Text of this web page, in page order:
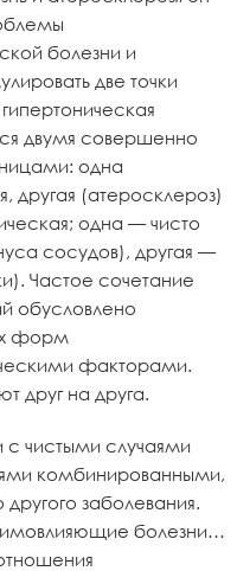
болезни и
две точки
двумя совершенно
одна
другая (атеросклероз)
одна — чисто
сосудов), другая —
Частое сочетание
обусловлено
форм
факторами.
друг на друга.
с чистыми случаями
комбинированными,
заболевания.
болезни…